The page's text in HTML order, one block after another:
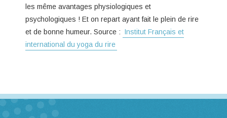
les même avantages physiologiques et
psychologiques ! Et on repart ayant fait le plein de rire
et de bonne humeur. Source : Institut Français et
international du yoga du rire